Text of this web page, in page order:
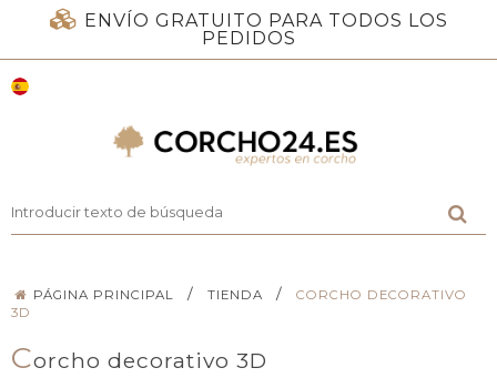
ENVÍO GRATUITO PARA TODOS LOS
PEDIDOS
PÁGINA PRINCIPAL / TIENDA /
CORCHO DECORATIVO
3D
Corcho decorativo 3D